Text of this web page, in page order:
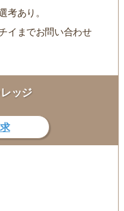
あり。
イまでお問い合わせ
ッジ